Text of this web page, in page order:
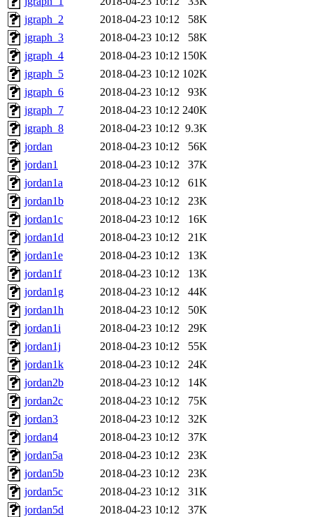
jgraph_2
2018-04-23 10:12
58K
jgraph_3
2018-04-23 10:12
58K
jgraph_4
2018-04-23 10:12 150K
jgraph_5
2018-04-23 10:12 102K
jgraph_6
2018-04-23 10:12
93K
jgraph_7
2018-04-23 10:12 240K
jgraph_8
2018-04-23 10:12 9.3K
jordan
2018-04-23 10:12
56K
jordan1
2018-04-23 10:12
37K
jordan1a
2018-04-23 10:12
61K
jordan1b
2018-04-23 10:12
23K
jordan1c
2018-04-23 10:12
16K
jordan1d
2018-04-23 10:12
21K
jordan1e
2018-04-23 10:12
13K
jordan1f
2018-04-23 10:12
13K
jordan1g
2018-04-23 10:12
44K
jordan1h
2018-04-23 10:12
50K
jordan1i
2018-04-23 10:12
29K
jordan1j
2018-04-23 10:12
55K
jordan1k
2018-04-23 10:12
24K
jordan2b
2018-04-23 10:12
14K
jordan2c
2018-04-23 10:12
75K
jordan3
2018-04-23 10:12
32K
jordan4
2018-04-23 10:12
37K
jordan5a
2018-04-23 10:12
23K
jordan5b
2018-04-23 10:12
23K
jordan5c
2018-04-23 10:12
31K
jordan5d
2018-04-23 10:12
37K